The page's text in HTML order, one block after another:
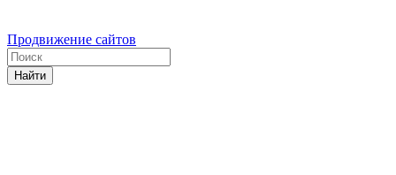
Продвижение сайтов
Найти